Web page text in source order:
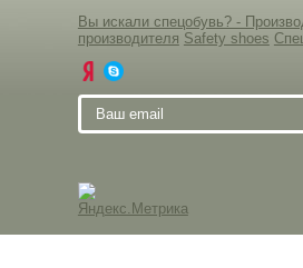
Вы искали спецобувь? -
производителя Safety shoes